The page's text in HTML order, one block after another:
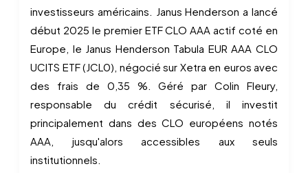
investisseurs américains. Janus Henderson a lancé
début 2025 le premier ETF CLO AAA actif coté en
Europe, le Janus Henderson Tabula EUR AAA CLO
UCITS ETF (JCL0), négocié sur Xetra en euros avec
des frais de 0,35 %. Géré par Colin Fleury,
responsable du crédit sécurisé, il investit
principalement dans des CLO européens notés
AAA, jusqu'alors accessibles aux seuls
institutionnels.